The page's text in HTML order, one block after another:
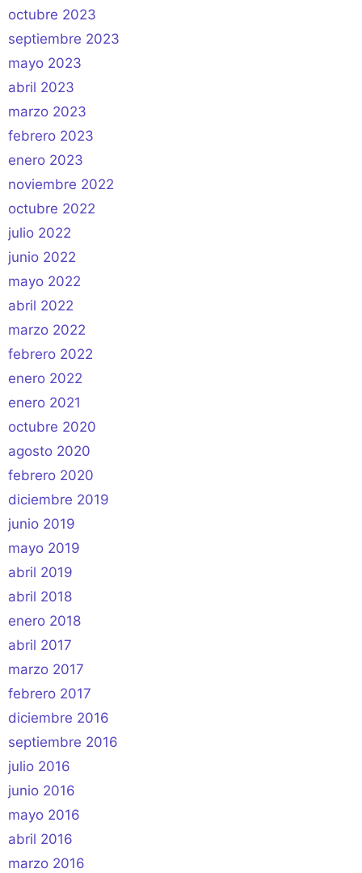
octubre 2023
septiembre 2023
mayo 2023
abril 2023
marzo 2023
febrero 2023
enero 2023
noviembre 2022
octubre 2022
julio 2022
junio 2022
mayo 2022
abril 2022
marzo 2022
febrero 2022
enero 2022
enero 2021
octubre 2020
agosto 2020
febrero 2020
diciembre 2019
junio 2019
mayo 2019
abril 2019
abril 2018
enero 2018
abril 2017
marzo 2017
febrero 2017
diciembre 2016
septiembre 2016
julio 2016
junio 2016
mayo 2016
abril 2016
marzo 2016